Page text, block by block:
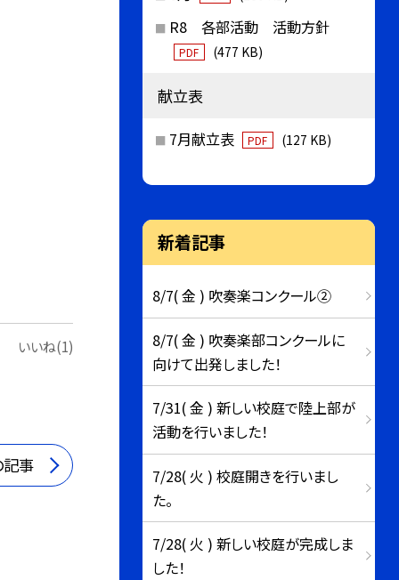
いいね(1)
事
R8 各部活動 活動方針
PDF (477 KB)
献立表
7月献立表 PDF (127 KB)
新着記事
8/7( 金 ) 吹奏楽コンクール②
8/7( 金 ) 吹奏楽部コンクールに
向けて出発しました！
7/31( 金 ) 新しい校庭で陸上部が
活動を行いました！
7/28( 火 ) 校庭開きを行いまし
た。
7/28( 火 ) 新しい校庭が完成しま
した！